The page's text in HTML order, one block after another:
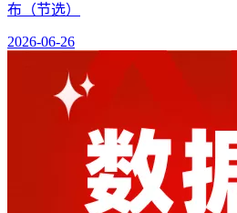
布（节选）
2026-06-26